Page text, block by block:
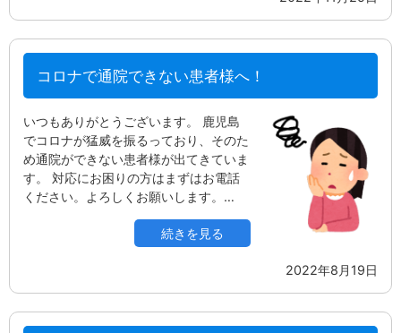
コロナで通院できない患者様へ！
いつもありがとうございます。 鹿児島
でコロナが猛威を振るっており、そのた
め通院ができない患者様が出てきていま
す。 対応にお困りの方はまずはお電話
ください。よろしくお願いします。…
続きを見る
2022年8月19日